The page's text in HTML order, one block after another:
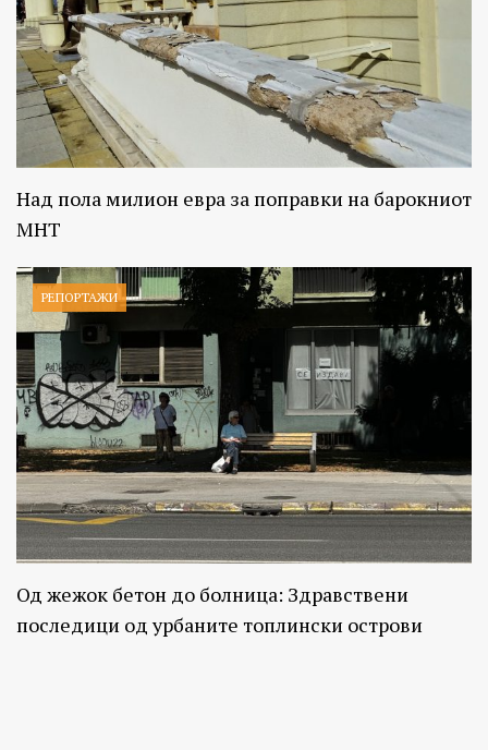
Над пола милион евра за поправки на барокниот
МНТ
РЕПОРТАЖИ
Од жежок бетон до болница: Здравствени
последици од урбаните топлински острови